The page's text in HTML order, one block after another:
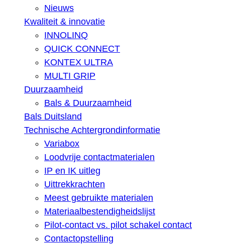
Nieuws
Kwaliteit & innovatie
INNOLINQ
QUICK CONNECT
KONTEX ULTRA
MULTI GRIP
Duurzaamheid
Bals & Duurzaamheid
Bals Duitsland
Technische Achtergrondinformatie
Variabox
Loodvrije contactmaterialen
IP en IK uitleg
Uittrekkrachten
Meest gebruikte materialen
Materiaalbestendigheidslijst
Pilot-contact vs. pilot schakel contact
Contactopstelling